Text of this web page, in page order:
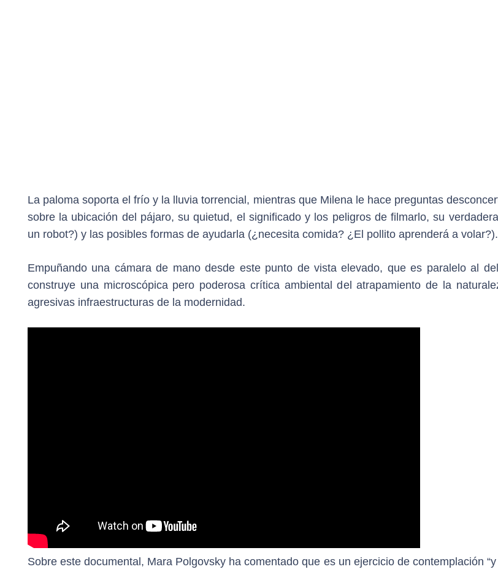
La paloma soporta el frío y la lluvia torrencial, mientras que Milena le hace preguntas
sobre la ubicación del pájaro, su quietud, el significado y los peligros de filmarlo, su
un robot?) y las posibles formas de ayudarla (¿necesita comida? ¿El pollito aprenderá a volar?).
Empuñando una cámara de mano desde este punto de vista elevado, que es paralelo al
construye una microscópica pero poderosa crítica ambiental del atrapamiento de la
agresivas infraestructuras de la modernidad.
Sobre este documental, Mara Polgovsky ha comentado que es un ejercicio de contemplación